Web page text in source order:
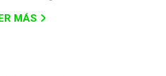
MÁS